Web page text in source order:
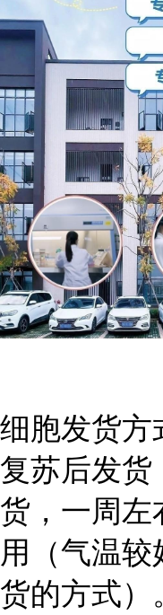
细胞发货方
复苏后发货
货，一周左
用（气温
货的方式）